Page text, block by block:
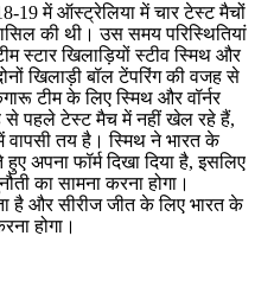
19 में ऑस्ट्रेलिया में चार टेस्ट मैचों
की थी। उस समय परिस्थितियां
स्टार खिलाड़ियों स्टीव स्मिथ और
खिलाड़ी बॉल टेंपरिंग की वजह से
टीम के लिए स्मिथ और वॉर्नर
से पहले टेस्ट मैच में नहीं खेल रहे हैं,
तय है। स्मिथ ने भारत के
अपना फॉर्म दिखा दिया है, इसलिए
का सामना करना होगा।
है और सीरीज जीत के लिए भारत के
होगा।